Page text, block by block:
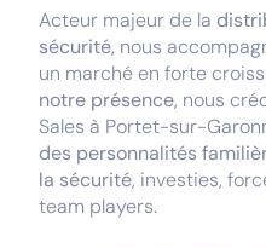
Acteur majeur de la
sécurité, nous
un marché en forte
notre présence, nous
Sales à Portet-sur-
des personnalités
la sécurité, investies,
team players.